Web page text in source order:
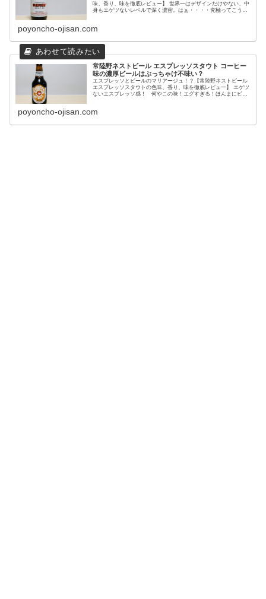
味、香り、味を徹底レビュー】 世界一はデザインだけやない、中
身もエゲツないレベルで深く濃密。はぁ・・・・究極ってこうい
poyoncho-ojisan.com
常陸野ネストビール エスプレッソスタウト コーヒー
味の濃厚ビールはぶっちゃけ不味い？
エスプレッソとビールのマリアージュ！？【常陸野ネストビール
エスプレッソスタウトの色味、香り、味を徹底レビュー】 エゲツ
ないエスプレッソ感！ 何やこの味！エグすぎる！ほんまにビー
poyoncho-ojisan.com